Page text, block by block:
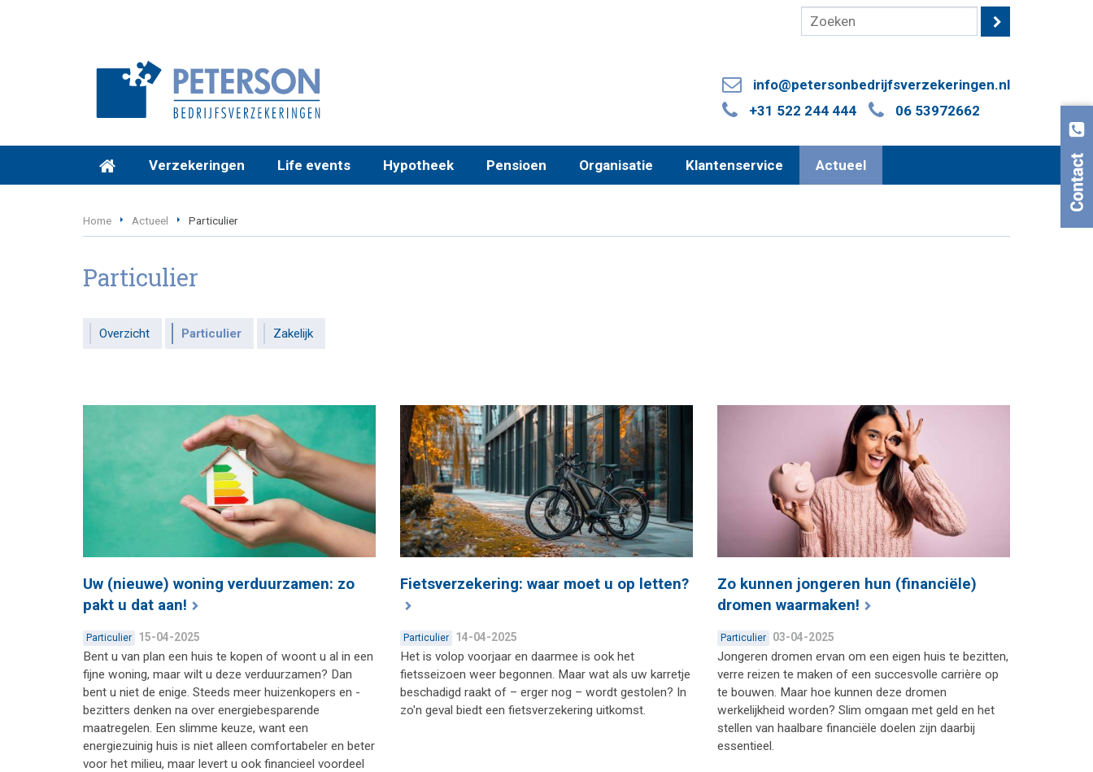
info@petersonbedrijfsverzekeringen.nl
+31 522 244 444
06 53972662
Verzekeringen Life events Hypotheek Pensioen Organisatie Klantenservice Actueel
Home Actueel Particulier
Particulier
Overzicht Particulier Zakelijk
Uw (nieuwe) woning verduurzamen: zo
pakt u dat aan!
Particulier 15-04-2025
Bent u van plan een huis te kopen of woont u al in een
fijne woning, maar wilt u deze verduurzamen? Dan
bent u niet de enige. Steeds meer huizenkopers en -
bezitters denken na over energiebesparende
maatregelen. Een slimme keuze, want een
energiezuinig huis is niet alleen comfortabeler en beter
voor het milieu, maar levert u ook financieel voordeel
Fietsverzekering: waar moet u op letten?
Particulier 14-04-2025
Het is volop voorjaar en daarmee is ook het
fietsseizoen weer begonnen. Maar wat als uw karretje
beschadigd raakt of – erger nog – wordt gestolen? In
zo'n geval biedt een fietsverzekering uitkomst.
Zo kunnen jongeren hun (financiële)
dromen waarmaken!
Particulier 03-04-2025
Jongeren dromen ervan om een eigen huis te bezitten,
verre reizen te maken of een succesvolle carrière op
te bouwen. Maar hoe kunnen deze dromen
werkelijkheid worden? Slim omgaan met geld en het
stellen van haalbare financiële doelen zijn daarbij
essentieel.